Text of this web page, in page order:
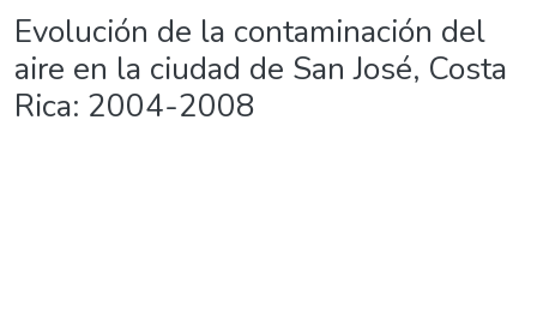
Evolución de la contaminación del
aire en la ciudad de San José, Costa
Rica: 2004-2008